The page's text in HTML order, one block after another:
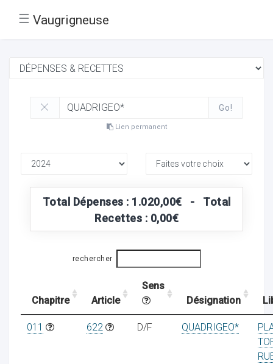
☰ Vaugrigneuse
Go!
Lien permanent
Total Dépenses : 1.020,00€ - Total
Recettes : 0,00€
rechercher
Chapitre Article
Sens
Désignation
011 622 D/F QUADRIGEO*